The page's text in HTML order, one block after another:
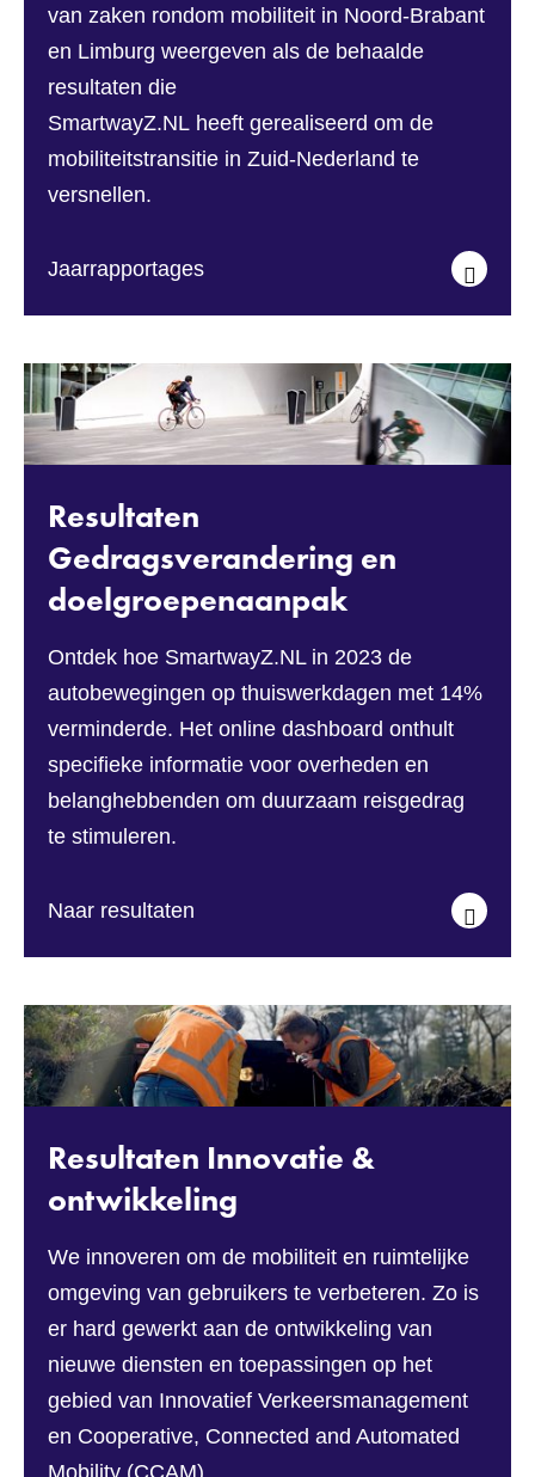
van zaken rondom mobiliteit in Noord-Brabant
en Limburg weergeven als de behaalde
resultaten die
SmartwayZ.NL heeft gerealiseerd om de
mobiliteitstransitie in Zuid-Nederland te
versnellen.
Jaarrapportages
Resultaten
Gedragsverandering en
doelgroepenaanpak
Ontdek hoe SmartwayZ.NL in 2023 de
autobewegingen op thuiswerkdagen met 14%
verminderde. Het online dashboard onthult
specifieke informatie voor overheden en
belanghebbenden om duurzaam reisgedrag
te stimuleren.
Naar resultaten
Resultaten Innovatie &
ontwikkeling
We innoveren om de mobiliteit en ruimtelijke
omgeving van gebruikers te verbeteren. Zo is
er hard gewerkt aan de ontwikkeling van
nieuwe diensten en toepassingen op het
gebied van Innovatief Verkeersmanagement
en Cooperative, Connected and Automated
Mobility (CCAM).